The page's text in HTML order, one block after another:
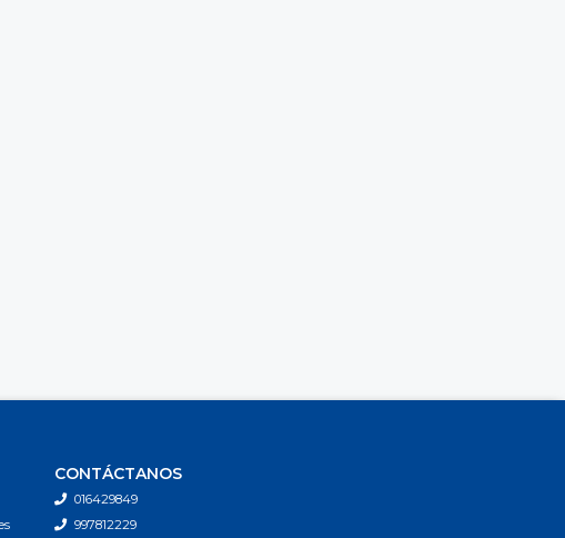
CONTÁCTANOS
016429849
997812229